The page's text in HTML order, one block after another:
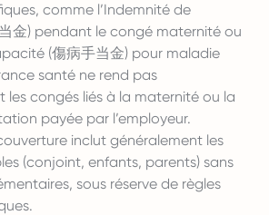
comme l’Indemnité de
金) pendant le congé maternité ou
(傷病手当金) pour maladie
santé ne rend pas
congés liés à la maternité ou la
payée par l’employeur.
inclut généralement les
(conjoint, enfants, parents) sans
sous réserve de règles